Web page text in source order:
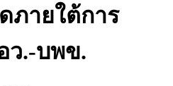
ภายใต้การ
ว.-บพข.